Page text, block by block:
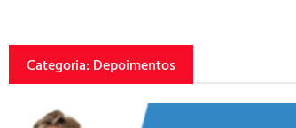
Categoria: Depoimentos